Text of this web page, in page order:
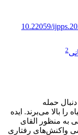
10.22059/
2
حمله
را بالا می‌برند. ایده
به منظور القای
واکنش‌های رفتاری